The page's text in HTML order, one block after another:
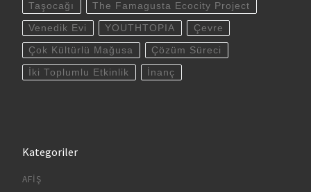
Taşocağı The Famagusta Ecocity Project
Venedik Evi YOUTHTOPIA Çevre
Çok Kültürlü Mağusa Çözüm Süreci
İki Toplumlu Etkinlik İnanç
Kategoriler
AFIŞ